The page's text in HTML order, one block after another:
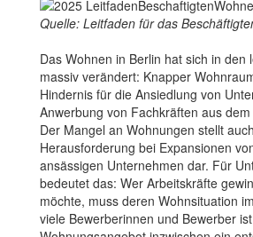
Quelle: Leitfaden für das
Das Wohnen in Berlin hat sich in den
massiv verändert: Knapper
Hindernis für die Ansiedlung von
Anwerbung von Fachkräften aus
Der Mangel an Wohnungen stellt
Herausforderung bei Expansionen
ansässigen Unternehmen dar. Für
bedeutet das: Wer Arbeitskräfte
möchte, muss deren Wohnsituation
viele Bewerberinnen und Bewerber